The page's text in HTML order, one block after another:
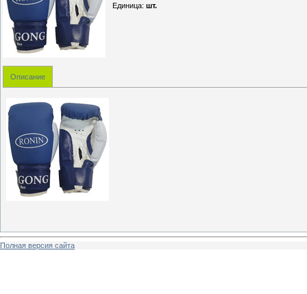
Единица: шт.
Описание
Полная версия сайта